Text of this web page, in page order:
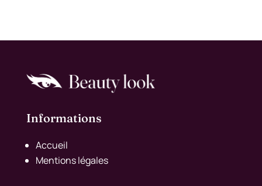
Informations
Accueil
Mentions légales